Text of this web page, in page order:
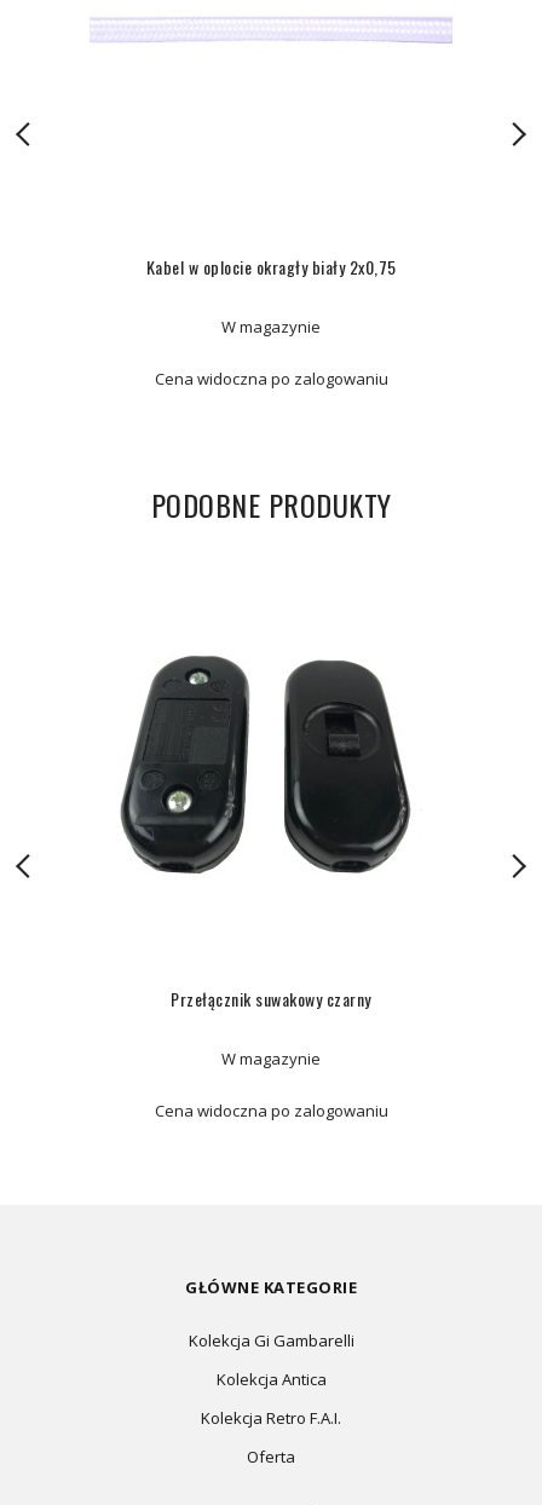
Kabel w oplocie okragły biały 2x0,75
W magazynie
Cena widoczna po zalogowaniu
PODOBNE PRODUKTY
Przełącznik suwakowy czarny
W magazynie
Cena widoczna po zalogowaniu
GŁÓWNE KATEGORIE
Kolekcja Gi Gambarelli
Kolekcja Antica
Kolekcja Retro F.A.I.
Oferta